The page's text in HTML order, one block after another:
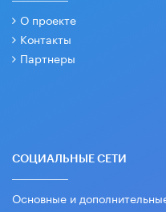
О проекте
Контакты
Партнеры
СОЦИАЛЬНЫЕ СЕТИ
Основные и